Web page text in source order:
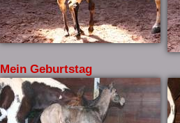
Mein Geburtstag